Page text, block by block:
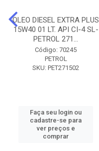
OLEO DIESEL EXTRA PLUS
15W40 01 LT. API CI-4 SL-
PETROL 271...
Código: 70245
PETROL
SKU: PET271502
Faça seu login ou
cadastre-se para
ver preços e
comprar